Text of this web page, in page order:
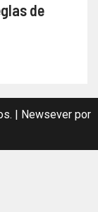
de
Newseverpor